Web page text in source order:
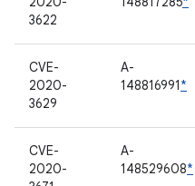
3622
CVE-
2020-
3629
A-
148816991*
CVE-
2020-
A-
148529608*